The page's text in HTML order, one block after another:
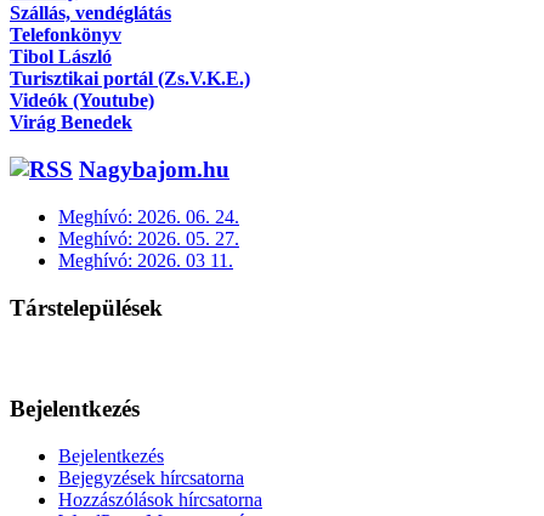
Szállás, vendéglátás
Telefonkönyv
Tibol László
Turisztikai portál (Zs.V.K.E.)
Videók (Youtube)
Virág Benedek
Nagybajom.hu
Meghívó: 2026. 06. 24.
Meghívó: 2026. 05. 27.
Meghívó: 2026. 03 11.
Társtelepülések
Bejelentkezés
Bejelentkezés
Bejegyzések hírcsatorna
Hozzászólások hírcsatorna